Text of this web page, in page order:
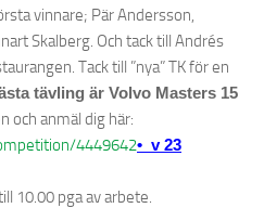
vinnare; Pär Andersson,
Skalberg. Och tack till Andrés
Tack till ”nya” TK för en
tävling är Volvo Masters 15
och anmäl dig här:
4449642• v 23
10.00 pga av arbete.